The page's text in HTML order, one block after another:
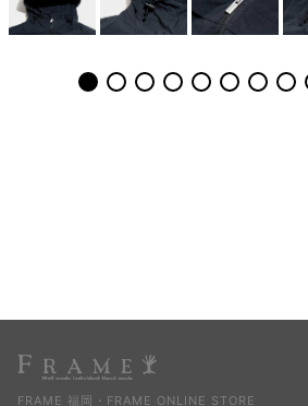
FRAME 福岡・FRAME ONLINE STORE